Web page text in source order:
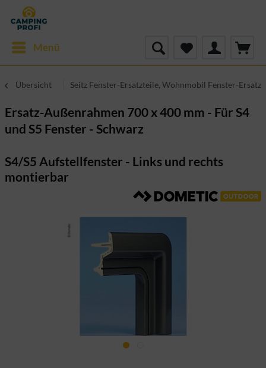
Menü
Übersicht Seitz Fenster-Ersatzteile, Wohnmobil Fenster-
Ersatz-Außenrahmen 700 x 400 mm - Für S4
und S5 Fenster - Schwarz
S4/S5 Aufstellfenster - Links und rechts
montierbar